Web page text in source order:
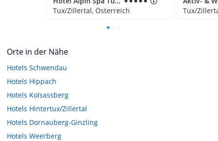
Tux/Zillertal, Österreich
Tux/
Orte in der Nähe
Hotels Schwendau
Hotels Hippach
Hotels Kolsassberg
Hotels Hintertux/Zillertal
Hotels Dornauberg-Ginzling
Hotels Weerberg